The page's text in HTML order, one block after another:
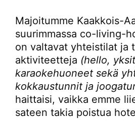
Majoitumme Kaakkois-
suurimmassa co-living-
on valtavat yhteistilat ja
aktiviteetteja (hello,
karaokehuoneet sekä
kokkaustunnit ja
haittaisi, vaikka emme
sateen takia poistua